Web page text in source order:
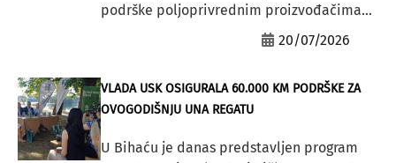
podrške poljoprivrednim proizvođačima...
20/07/2026
VLADA USK OSIGURALA 60.000 KM PODRŠKE ZA
OVOGODIŠNJU UNA REGATU
U Bihaću je danas predstavljen program